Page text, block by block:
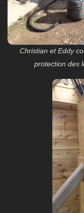
Christian et Eddy
protection des